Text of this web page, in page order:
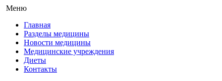
Меню
Главная
Разделы медицины
Новости медицины
Медицинские учреждения
Диеты
Контакты